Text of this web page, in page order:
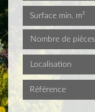
Nombre de pièces
Localisation